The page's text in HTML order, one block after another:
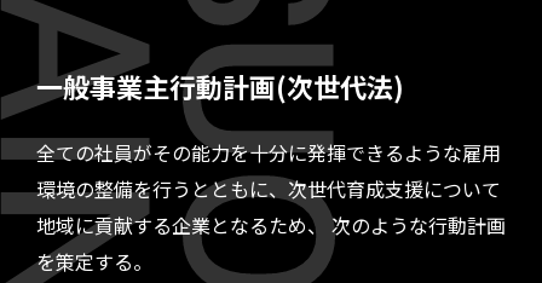
一般事業主行動計画(次世代法)
全ての社員がその能力を十分に発揮できるような雇用
環境の整備を行うとともに、次世代育成支援について
地域に貢献する企業となるため、 次のような行動計画
を策定する。